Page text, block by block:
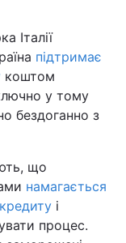
Італії
підтримає
коштом
у тому
бездоганно з
що
намагається
і
процес.